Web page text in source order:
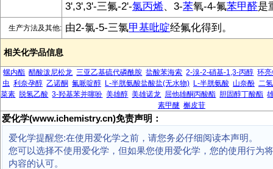
3',3',3'-三氟-2'-氯丙烯、3-苯氧-4-氟苯甲醛是
生产方法及其他: 由2-氯-5-三氯甲基吡啶经氟化得到。
相关化学品信息
螺内酯 醋酸泼尼松龙 三亚乙基硫代磷酰胺 盐酸苯海索 2-溴-2-硝基-1,3-丙醇 环
虫 利奈孕醇 乙诺酮 氟哌啶醇 L-半胱氨酸盐酸盐(无水物) L-半胱氨酸 山奈酚 二
菜素 脱氢乙酸 3-羟基苯并噻吩 美雄醇 美雄诺龙 屈他雄酮丙酸酯 胆固醇丁酸酯
素甲醚 槲皮苷
爱化学(www.ichemistry.cn)免责声明：
爱化学提醒您:在使用爱化学之前，请您务必仔细阅读本声明。
您可以选择不使用爱化学，但如果您使用爱化学，您的使用行为
内容的认可。